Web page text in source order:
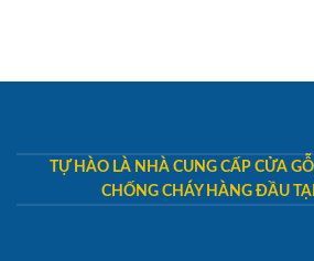
TỰ HÀO LÀ NHÀ CUNG CẤP CỬA
CHỐNG CHÁY HÀNG ĐẦU